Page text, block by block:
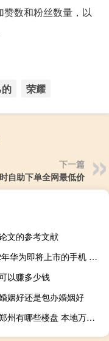
数和粉丝数量，以
荣耀
下一篇
自助下单全网最低价
文的参考文献
2022年华为即将上市的手机 即将上市的手机有哪些
以赚多少钱
姻好还是包办婚姻好
万科郑州有哪些楼盘 本地万科在售楼盘